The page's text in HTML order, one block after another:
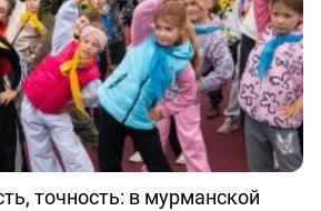
точность: в мурманской